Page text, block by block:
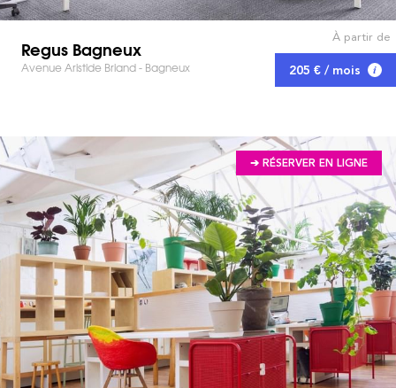
Regus Bagneux
Avenue Aristide Briand - Bagneux
À partir de
205 € / mois
➔ RÉSERVER EN LIGNE